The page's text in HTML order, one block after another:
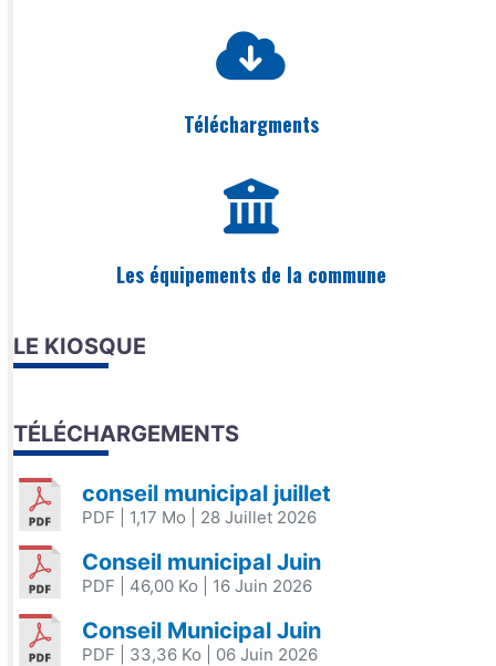
Téléchargments
Les équipements de la commune
LE KIOSQUE
TÉLÉCHARGEMENTS
conseil municipal juillet
PDF | 1,17 Mo | 28 Juillet 2026
Conseil municipal Juin
PDF | 46,00 Ko | 16 Juin 2026
Conseil Municipal Juin
PDF | 33,36 Ko | 06 Juin 2026